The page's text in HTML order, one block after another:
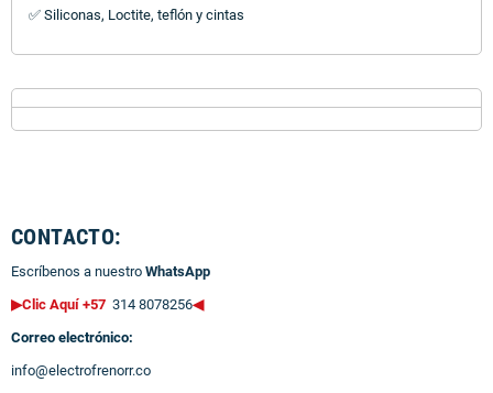
✅ Siliconas, Loctite, teflón y cintas
CONTACTO:
Escríbenos a nuestro WhatsApp
▶Clic Aquí +57 314 8078256◀
Correo electrónico:
info@electrofrenorr.co